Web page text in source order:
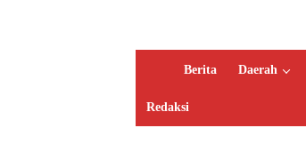
m
e
Berita Daerah
Redaksi